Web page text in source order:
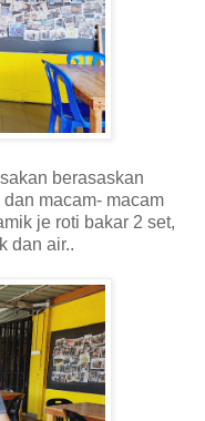
berasaskan
macam- macam
je roti bakar 2 set,
dan air..